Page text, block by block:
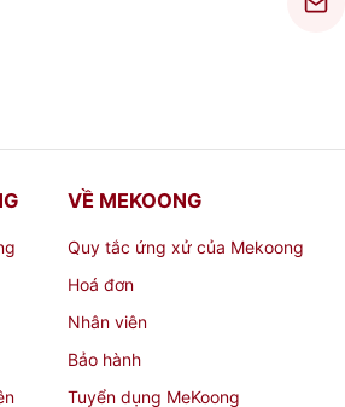
VỀ MEKOONG
Quy tắc ứng xử của Mekoong
Hoá đơn
Nhân viên
Bảo hành
Tuyển dụng MeKoong